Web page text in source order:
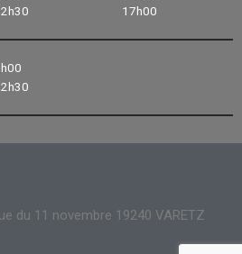
17h00
du 11 novembre 19240 VARETZ